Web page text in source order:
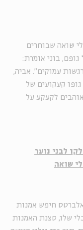
שואה שבוחרים
בוני אומרת:
עמוקים". אביה,
גופו קעקועים של
לקעקע על
לבני נוער
שואה
אלברטס חיפש אמנות
שלו, סצנת האמנות